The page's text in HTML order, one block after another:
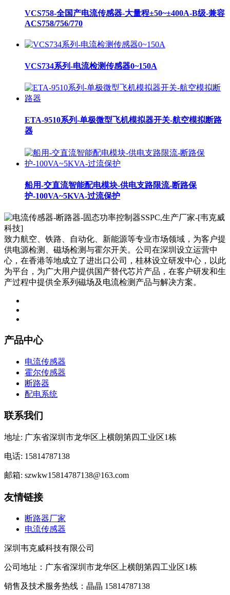
VCS758-全国产电流传感器-大量程±50~±400A-B级-兼容
ACS758/756/770
VCS734系列-电流检测传感器0~150A
ETA-9510系列-单极微型飞机模拟器开关-航空模拟断路
器
船用-交直流智能配电模块-供电支路限流-断路保
护-100VA~5KVA-过流保护
致力航空、铁路、自动化、新能源等专业市场领域，为客户提
供电源检测、磁场检测与霍尔开关。公司在深圳设立运营中
心，在香港等地成立了进出口公司，桂林设立研发中心，以此
为平台，为广大用户提供国产替代芯片产品，在客户研发和生
产过程中提供全系列磁场及电流检测产品与解决方案。
产品中心
电流传感器
霍尔传感器
断路器
配电系统
联系我们
地址: 广东省深圳市龙华区上横朗第四工业区1栋
电话: 15814787138
邮箱: szwkw15814787138@163.com
友情链接
断路器厂家
电流传感器
深圳韦克威科技有限公司
公司地址：广东省深圳市龙华区上横朗第四工业区1栋
销售及技术服务热线：晶晶 15814787138